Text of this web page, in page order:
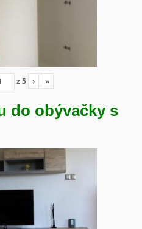
z5 › »
do obývačky s